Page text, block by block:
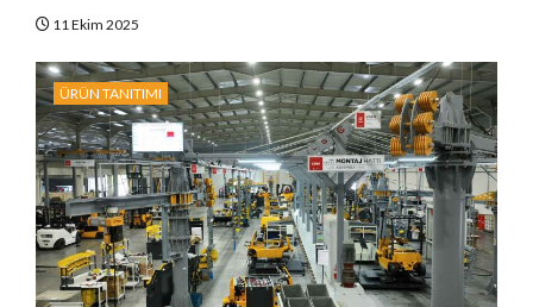
11 Ekim 2025
ÜRÜN TANITIMI